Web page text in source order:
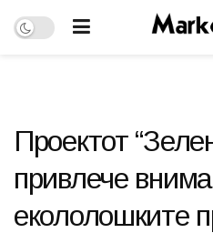
Проектот
привлече
екололошките